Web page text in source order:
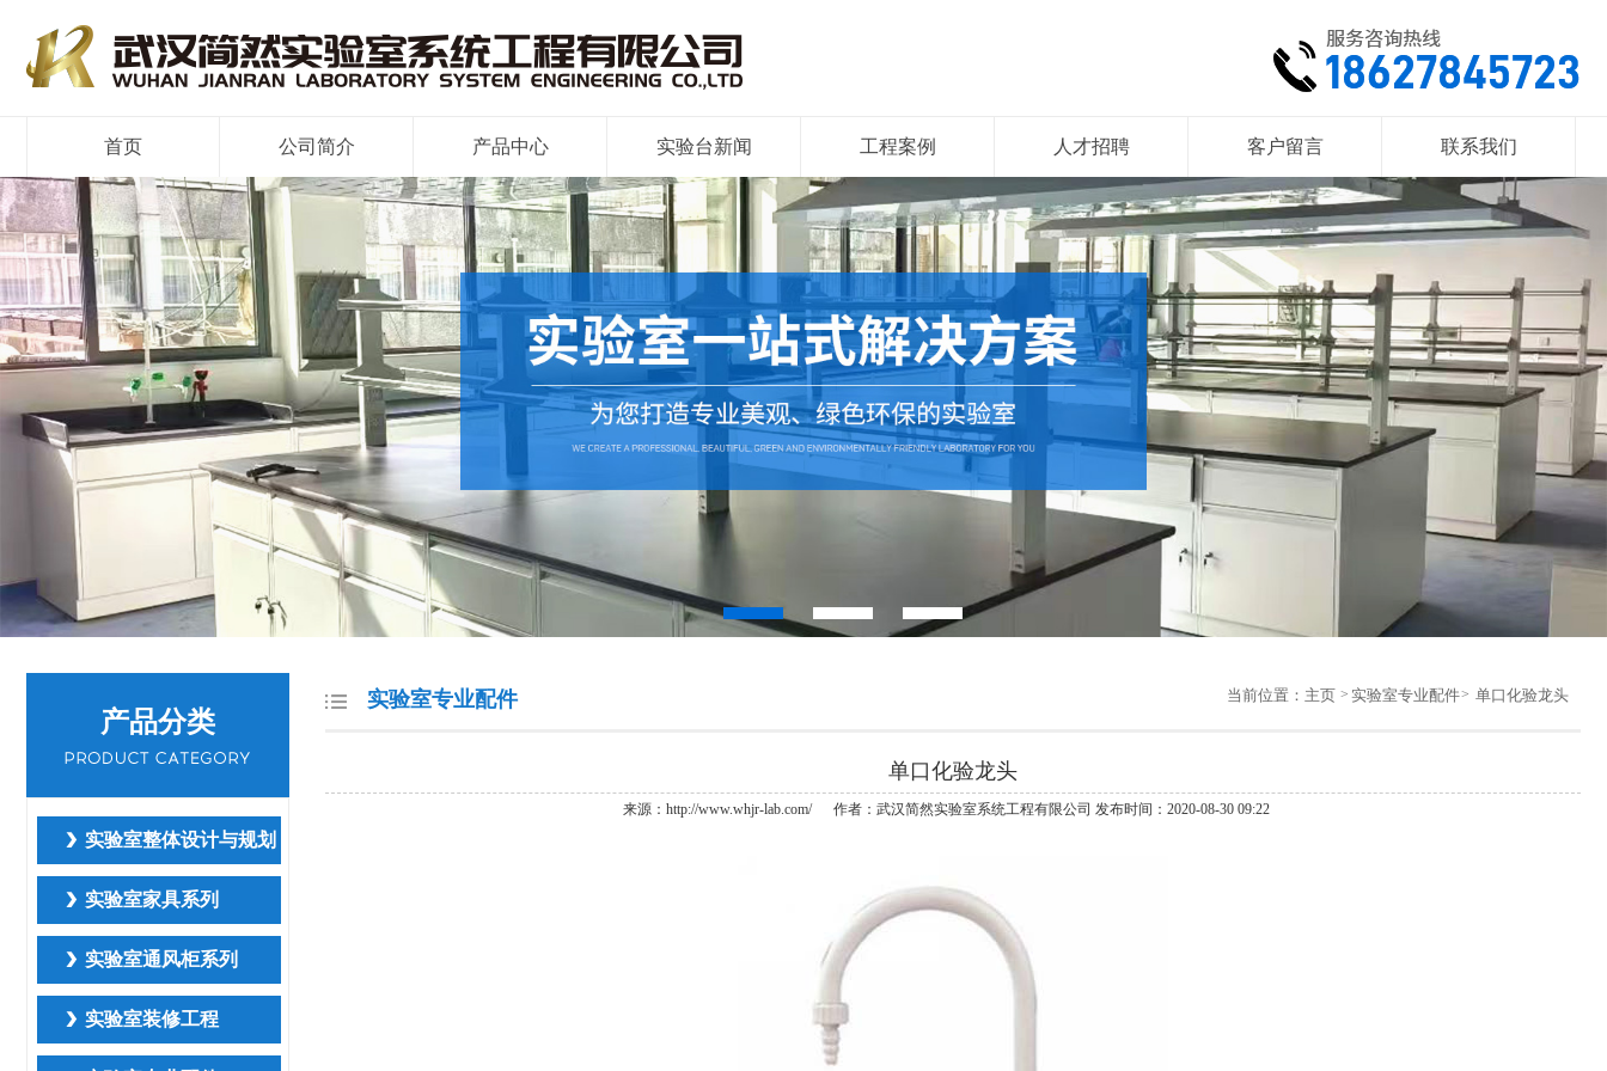
首页 公司简介 产品中心 实验台新闻 工程案例 人才招聘 客户留言 联系我们
产品分类
实验室整体设计与规划
实验室家具系列
实验室通风柜系列
实验室装修工程
实验室专业配件 当前位置： 主页 实验室专业配件 单口化验龙头
单口化验龙头
来源：http://www.whjr-lab.com/ 作者：武汉简然实验室系统工程有限公司 发布时间：2020-08-30 09:22